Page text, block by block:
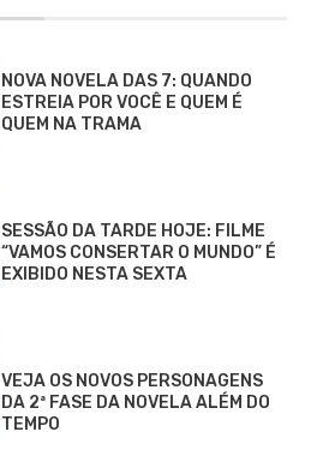
NOVA NOVELA DAS 7: QUANDO
ESTREIA POR VOCÊ E QUEM É
QUEM NA TRAMA
SESSÃO DA TARDE HOJE: FILME
“VAMOS CONSERTAR O MUNDO” É
EXIBIDO NESTA SEXTA
VEJA OS NOVOS PERSONAGENS
DA 2ª FASE DA NOVELA ALÉM DO
TEMPO